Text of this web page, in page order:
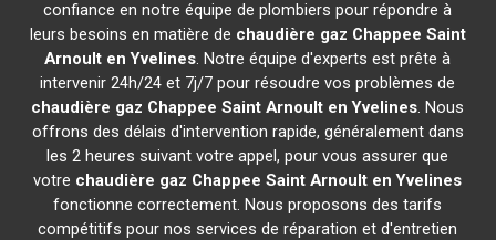
confiance en notre équipe de plombiers pour répondre à
leurs besoins en matière de chaudière gaz Chappee Saint
Arnoult en Yvelines. Notre équipe d'experts est prête à
intervenir 24h/24 et 7j/7 pour résoudre vos problèmes de
chaudière gaz Chappee Saint Arnoult en Yvelines. Nous
offrons des délais d'intervention rapide, généralement dans
les 2 heures suivant votre appel, pour vous assurer que
votre chaudière gaz Chappee Saint Arnoult en Yvelines
fonctionne correctement. Nous proposons des tarifs
compétitifs pour nos services de réparation et d'entretien